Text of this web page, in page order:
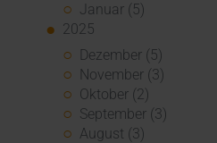
Januar (5)
2025
Dezember (5)
November (3)
Oktober (2)
September (3)
August (3)